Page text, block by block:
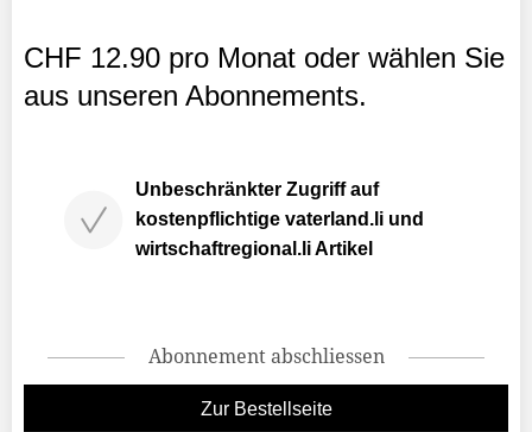
CHF 12.90 pro Monat oder wählen Sie
aus unseren Abonnements.
Unbeschränkter Zugriff auf
kostenpflichtige vaterland.li und
wirtschaftregional.li Artikel
Abonnement abschliessen
Zur Bestellseite